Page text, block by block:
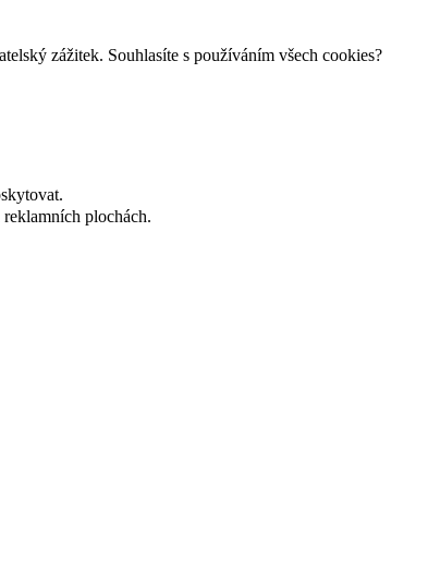
zážitek. Souhlasíte s používáním všech cookies?
plochách.